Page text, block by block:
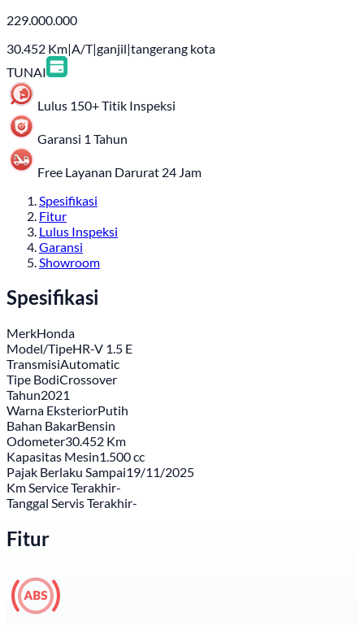
229.000.000
30.452 Km|A/T|ganjil|tangerang kota
TUNAI
Lulus 150+ Titik Inspeksi
Garansi 1 Tahun
Free Layanan Darurat 24 Jam
Spesifikasi
Fitur
Lulus Inspeksi
Garansi
Showroom
Spesifikasi
MerkHonda
Model/TipeHR-V 1.5 E
TransmisiAutomatic
Tipe BodiCrossover
Tahun2021
Warna EksteriorPutih
Bahan BakarBensin
Odometer30.452 Km
Kapasitas Mesin1.500 cc
Pajak Berlaku Sampai19/11/2025
Km Service Terakhir-
Tanggal Servis Terakhir-
Fitur